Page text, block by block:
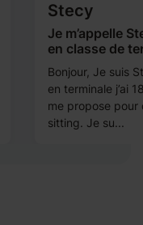
Stecy
Je m’appelle
en classe de
Bonjour, Je suis
en terminale j’ai
me propose
sitting. Je su...